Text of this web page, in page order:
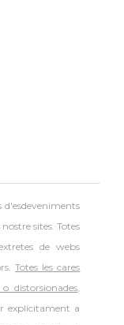
d'esdeveniments
sites. Totes
de webs
Totes les cares
distorsionades,
explícitament a